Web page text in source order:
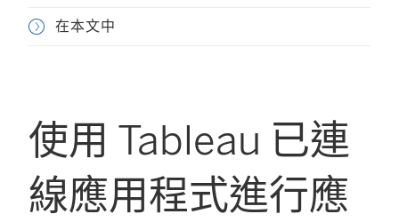
在本文中
使用 Tableau 已連
線應用程式進行應